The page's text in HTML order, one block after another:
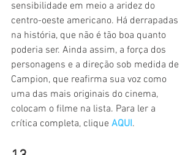
sensibilidade em meio a aridez do
centro-oeste americano. Há derrapadas
na história, que não é tão boa quanto
poderia ser. Ainda assim, a força dos
personagens e a direção sob medida de
Campion, que reafirma sua voz como
uma das mais originais do cinema,
colocam o filme na lista. Para ler a
crítica completa, clique AQUI.